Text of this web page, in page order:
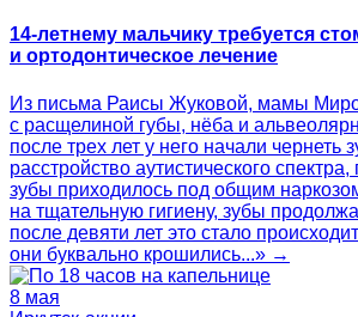
14-летнему мальчику требуется
и ортодонтическое лечение
Из письма Раисы Жуковой, мамы
с расщелиной губы, нёба и
после трех лет у него начали чернеть
расстройство аутистического
зубы приходилось под общим
на тщательную гигиену, зубы
после девяти лет это стало
они буквально крошились...» →
8 мая